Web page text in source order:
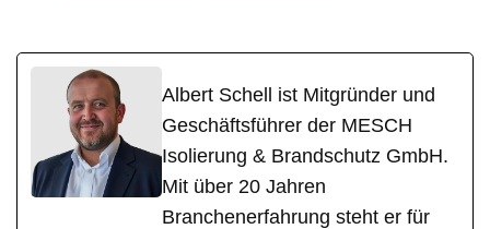
Albert Schell ist Mitgründer und
Geschäftsführer der MESCH
Isolierung & Brandschutz GmbH.
Mit über 20 Jahren
Branchenerfahrung steht er für